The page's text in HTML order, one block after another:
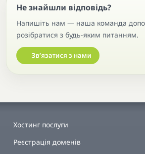
Не знайшли відповідь?
Напишіть нам — наша команда
розібратися з будь-яким питанням.
Звʼязатися з нами
Хостинг послуги
Реєстрація доменів